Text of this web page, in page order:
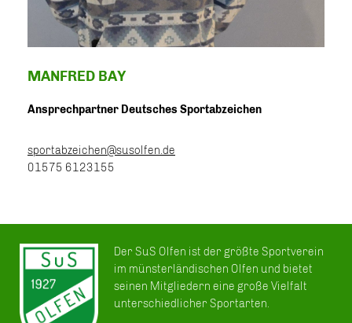
MANFRED BAY
Ansprechpartner Deutsches Sportabzeichen
sportabzeichen@susolfen.de
01575 6123155
Der SuS Olfen ist der größte Sportverein
im münsterländischen Olfen und bietet
seinen Mitgliedern eine große Vielfalt
unterschiedlicher Sportarten.